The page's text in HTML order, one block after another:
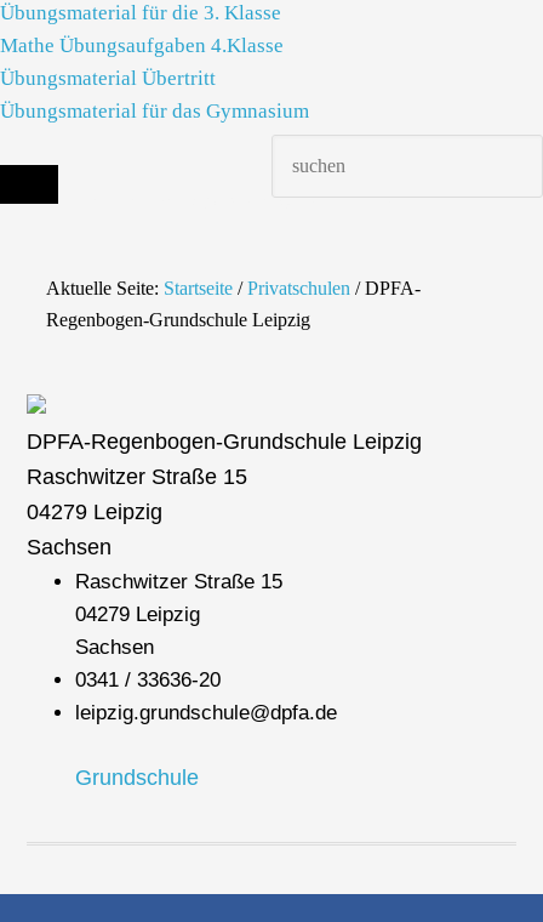
Übungsmaterial für die 3. Klasse
Mathe Übungsaufgaben 4.Klasse
Übungsmaterial Übertritt
Übungsmaterial für das Gymnasium
Die richtige Schule finden - dein Infoportal zur Schulsuche in Deutschland
Aktuelle Seite: Startseite / Privatschulen /DPFA-
Regenbogen-Grundschule Leipzig
DPFA-Regenbogen-Grundschule Leipzig
Raschwitzer Straße 15
04279 Leipzig
Sachsen
Raschwitzer Straße 15
04279 Leipzig
Sachsen
0341 / 33636-20
leipzig.grundschule@dpfa.de
Grundschule